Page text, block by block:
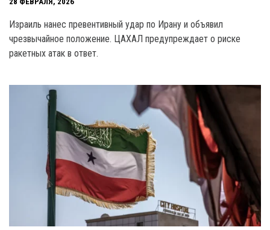
Израиль нанес превентивный удар по Ирану и объявил
чрезвычайное положение. ЦАХАЛ предупреждает о риске
ракетных атак в ответ.